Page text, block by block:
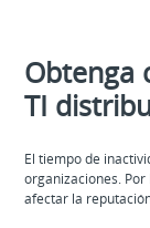
Obtenga
TI
El tiempo de
organizaciones.
afectar la